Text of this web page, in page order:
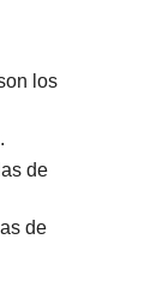
los
de
de